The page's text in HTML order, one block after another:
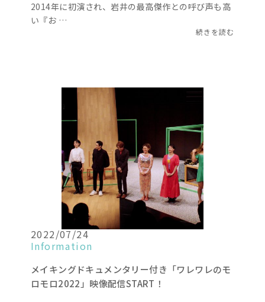
2014年に初演され、岩井の最高傑作との呼び声も高
い『お …
続きを読む
2022/07/24
Information
メイキングドキュメンタリー付き「ワレワレのモ
ロモロ2022」映像配信START！